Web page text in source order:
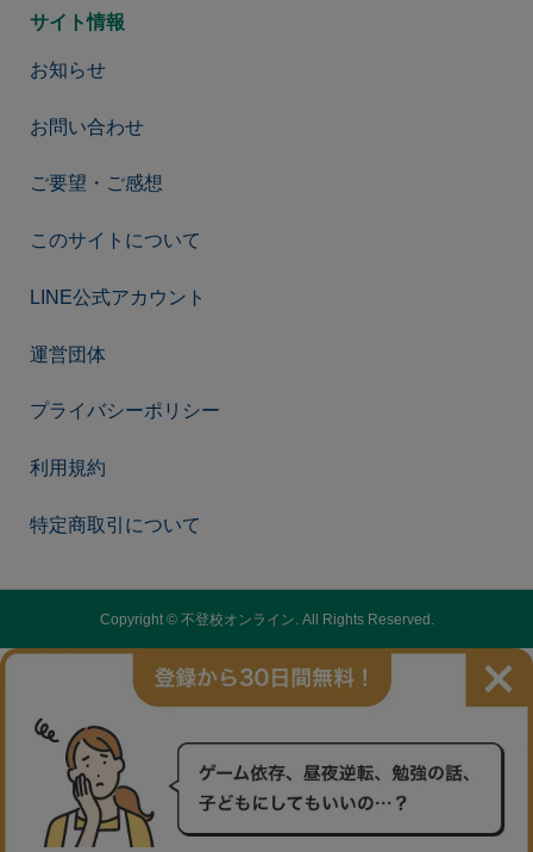
サイト情報
お知らせ
お問い合わせ
ご要望・ご感想
このサイトについて
LINE公式アカウント
運営団体
プライバシーポリシー
利用規約
特定商取引について
Copyright ©不登校オンライン. All Rights Reserved.